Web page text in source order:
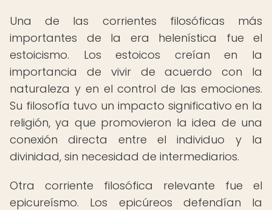
Una de las corrientes filosóficas más
importantes de la era helenística fue el
estoicismo. Los estoicos creían en la
importancia de vivir de acuerdo con la
naturaleza y en el control de las emociones.
Su filosofía tuvo un impacto significativo en la
religión, ya que promovieron la idea de una
conexión directa entre el individuo y la
divinidad, sin necesidad de intermediarios.
Otra corriente filosófica relevante fue el
epicureísmo. Los epicúreos defendían la